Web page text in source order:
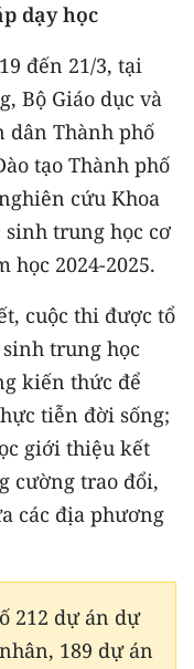
dạy học
đến 21/3, tại
Bộ Giáo dục và
dân Thành phố
tạo Thành phố
cứu Khoa
sinh trung học cơ
học 2024-2025.
cuộc thi được tổ
trung học
kiến thức để
tiễn đời sống;
giới thiệu kết
cường trao đổi,
các địa phương
212 dự án dự
189 dự án